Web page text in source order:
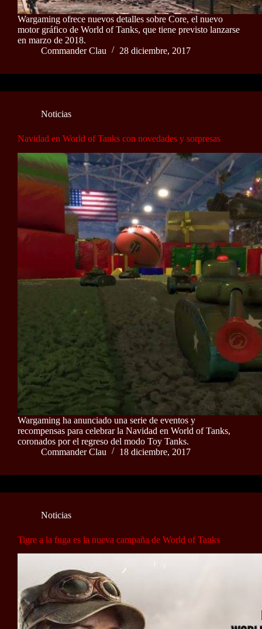
Wargaming ofrece nuevos detalles sobre Core, el nuevo
motor gráfico de World of Tanks, que tiene previsto lanzarse
en marzo de 2018.
Commander Clau
28 diciembre, 2017
Noticias
Navidad en World of Tanks con novedades y sorpresas
Wargaming ha anunciado una serie de eventos y
recompensas para celebrar la Navidad en World of Tanks,
coronados por el regreso del modo Toy Tanks.
Commander Clau
18 diciembre, 2017
Noticias
Tigre a la fuga es la nueva campaña de World of Tanks